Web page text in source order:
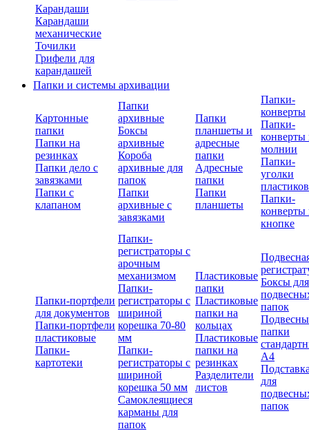
Карандаши
Карандаши
механические
Точилки
Грифели для
карандашей
Папки и системы архивации
Картонные
папки
Папки на
резинках
Папки дело с
завязками
Папки с
клапаном
Папки
архивные
Боксы
архивные
Короба
архивные для
папок
Папки
архивные с
завязками
Папки
планшеты и
адресные
папки
Адресные
папки
Папки
планшеты
Папки-
конверты
Папки-
конверты
молнии
Папки-
уголки
Папки-
конверты
кнопке
Папки-портфели
для документов
Папки-портфели
пластиковые
Папки-
картотеки
Папки-
регистраторы с
арочным
механизмом
Папки-
регистраторы с
шириной
корешка 70-80
мм
Папки-
регистраторы с
шириной
корешка 50 мм
Самоклеящиеся
карманы для
папок
Пластиковые
папки
Пластиковые
папки на
кольцах
Пластиковые
папки на
резинках
Разделители
листов
Боксы для
папок
папки
А4
для
папок